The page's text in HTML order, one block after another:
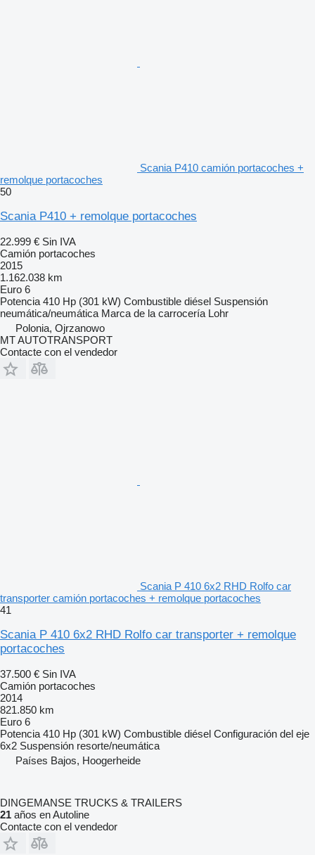
Scania P410 camión portacoches +
remolque portacoches
50
Scania P410 + remolque portacoches
22.999 € Sin IVA
Camión portacoches
2015
1.162.038 km
Euro 6
Potencia 410 Hp (301 kW) Combustible diésel Suspensión
neumática/neumática Marca de la carrocería Lohr
Polonia, Ojrzanowo
MT AUTOTRANSPORT
Contacte con el vendedor
Scania P 410 6x2 RHD Rolfo car
transporter camión portacoches + remolque portacoches
41
Scania P 410 6x2 RHD Rolfo car transporter + remolque
portacoches
37.500 € Sin IVA
Camión portacoches
2014
821.850 km
Euro 6
Potencia 410 Hp (301 kW) Combustible diésel Configuración del eje
6x2 Suspensión resorte/neumática
Países Bajos, Hoogerheide
DINGEMANSE TRUCKS & TRAILERS
21 años en Autoline
Contacte con el vendedor